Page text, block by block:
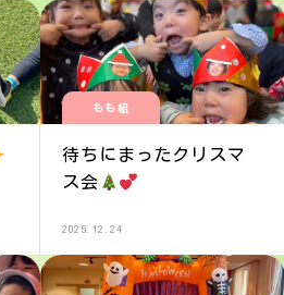
もも組
待ちにまったクリスマ
ス会
2025.12.24